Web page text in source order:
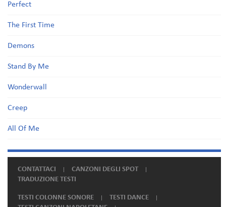
Perfect
The First Time
Demons
Stand By Me
Wonderwall
Creep
All Of Me
CONTATTACI
CANZONI DEGLI SPOT
TRADUZIONE TESTI
TESTI COLONNE SONORE
TESTI DANCE